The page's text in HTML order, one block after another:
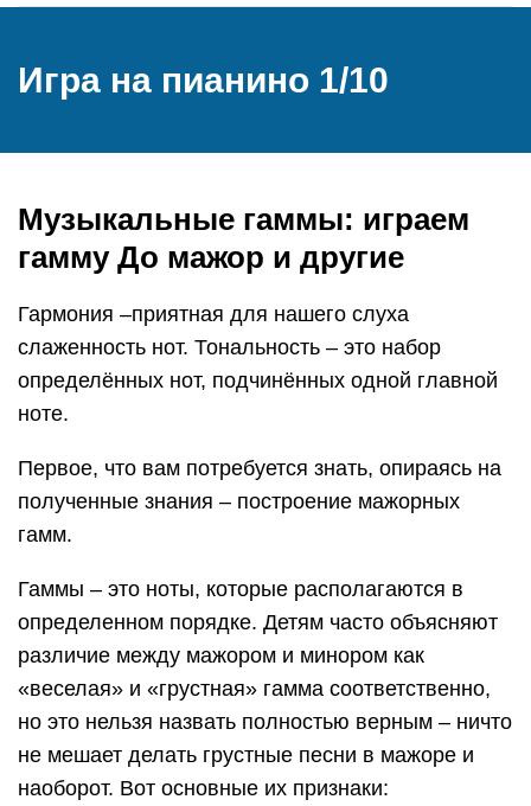
Игра на пианино 1/10
Музыкальные гаммы: играем
гамму До мажор и другие
Гармония –приятная для нашего слуха
слаженность нот. Тональность – это набор
определённых нот, подчинённых одной главной
ноте.
Первое, что вам потребуется знать, опираясь на
полученные знания – построение мажорных
гамм.
Гаммы – это ноты, которые располагаются в
определенном порядке. Детям часто объясняют
различие между мажором и минором как
«веселая» и «грустная» гамма соответственно,
но это нельзя назвать полностью верным – ничто
не мешает делать грустные песни в мажоре и
наоборот. Вот основные их признаки: